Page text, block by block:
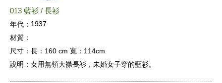
013 藍衫 / 長衫
年代： 1937
材質：
尺寸： 長：160 cm 寬：114cm
說明： 女用無領大襟長衫，未婚女子穿的藍衫。